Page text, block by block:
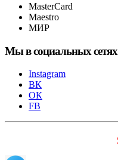
MasterCard
Maestro
МИР
Мы в социальных сетях
Instagram
ВК
ОК
FB